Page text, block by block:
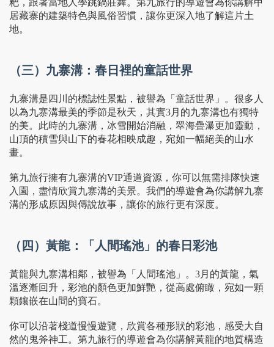
居藏寨的建築特色與風俗習慣，讓你更深入地了解這片土
地。
（三）九寨溝：春日裡的童話世界
九寨溝是四川的標誌性景點，被譽為「童話世界」。很多人
以為九寨溝最美的季節是秋天，其實3月的九寨溝也有獨特
的美。此時的九寨溝，冰雪開始消融，翠海疊瀑更加靈動，
山頂的積雪與山下的春花相映成趣，宛如一幅絕美的山水
畫。
第九旅行擁有九寨溝的VIP通道資源，你可以無需排隊快速
入園，盡情欣賞九寨溝的美景。我們的導遊會為你講解九寨
溝的形成原因與傳說故事，讓你的旅行更有深度。
（四）黃龍：「人間瑤池」的春日彩池
黃龍與九寨溝相鄰，被譽為「人間瑤池」。3月的黃龍，氣
溫逐漸回升，彩池的顏色更加鮮艷，從高處俯瞰，宛如一顆
顆鑲嵌在山間的寶石。
你可以沿著棧道慢慢遊覽，欣賞各種形狀的彩池，感受大自
然的鬼斧神工。第九旅行的導遊會為你講解黃龍的地質構造